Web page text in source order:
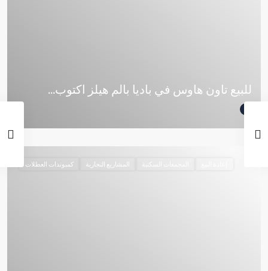
للبيع تاون هاوس في باديا بالم هيلز اكتوب...
المجمعات السكنية المشاريع التجارية كمبوندات العطلات